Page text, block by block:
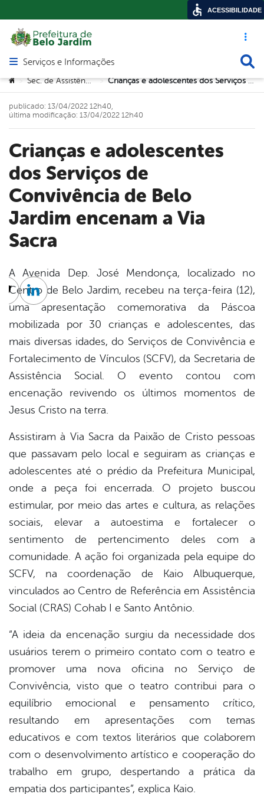
Acesso
Abrir menu principal de navegação
Serviços e Informações
Você está aqui:
> Sec. de Assistência Social > Crianças e adolescentes dos Serviços de Convivência de Belo Jardim encenam a Via Sacra
Crianças e adolescentes
dos Serviços de
Convivência de Belo
Jardim encenam a Via
Sacra
publicado: 13/04/2022 12h40,
última modificação: 13/04/2022 12h40
A Avenida Dep. José Mendonça, localizado no
Centro de Belo Jardim, recebeu na terça-feira (12),
uma apresentação comemorativa da Páscoa
mobilizada por 30 crianças e adolescentes, das
mais diversas idades, do Serviços de Convivência e
Fortalecimento de Vínculos (SCFV), da Secretaria de
Assistência Social. O evento contou com
encenação revivendo os últimos momentos de
Jesus Cristo na terra.
Assistiram à Via Sacra da Paixão de Cristo pessoas
que passavam pelo local e seguiram as crianças e
adolescentes até o prédio da Prefeitura Municipal,
onde a peça foi encerrada. O projeto buscou
estimular, por meio das artes e cultura, as relações
sociais, elevar a autoestima e fortalecer o
sentimento de pertencimento deles com a
comunidade. A ação foi organizada pela equipe do
SCFV, na coordenação de Kaio Albuquerque,
vinculados ao Centro de Referência em Assistência
Social (CRAS) Cohab I e Santo Antônio.
“A ideia da encenação surgiu da necessidade dos
usuários terem o primeiro contato com o teatro e
promover uma nova oficina no Serviço de
Convivência, visto que o teatro contribui para o
equilíbrio emocional e pensamento crítico,
resultando em apresentações com temas
educativos e com textos literários que colaborem
com o desenvolvimento artístico e cooperação do
trabalho em grupo, despertando a prática da
empatia dos participantes”, explica Kaio.
Twitter
Linkedin
ACESSIBILIDADE